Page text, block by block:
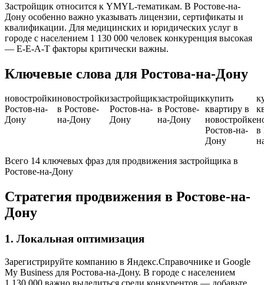
Застройщик относится к YMYL-тематикам. В Ростове-на-
Дону особенно важно указывать лицензии, сертификаты и
квалификации. Для медицинских и юридических услуг в
городе с населением 1 130 000 человек конкуренция высокая
— E-E-A-T факторы критически важны.
Ключевые слова для Ростова-на-Дону
новостройки
Ростов-на-
Дону
новостройки
в Ростове-
на-Дону
застройщик
Ростов-на-
Дону
застройщик
в Ростове-
на-Дону
купить
квартиру в
новостройке
Ростов-на-
Дону
в
Всего 14 ключевых фраз для продвижения застройщика в
Ростове-на-Дону
Стратегия продвижения в Ростове-на-
Дону
1. Локальная оптимизация
Зарегистрируйте компанию в Яндекс.Справочнике и Google
My Business для Ростова-на-Дону. В городе с населением
1 130 000 важно выделиться среди конкурентов — добавьте